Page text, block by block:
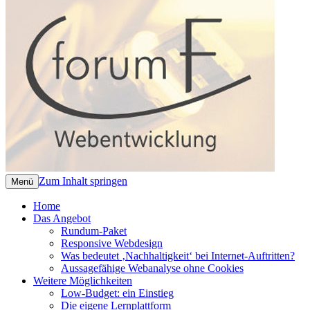
Webentwicklung Köln | Dr. Marita Alami |
Nachhaltige Web-Entwicklung –
Menü Zum Inhalt springen
Home
Das Angebot
Rundum-Paket
Responsive Webdesign
Was bedeutet ‚Nachhaltigkeit‘ bei Internet-Auftritten?
Aussagefähige Webanalyse ohne Cookies
Weitere Möglichkeiten
Low-Budget: ein Einstieg
Die eigene Lernplattform